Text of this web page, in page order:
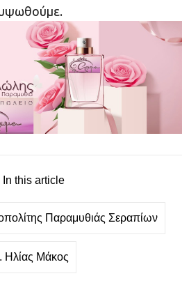
In this article
Παραμυθιάς Σεραπίων
Ηλίας Μάκος